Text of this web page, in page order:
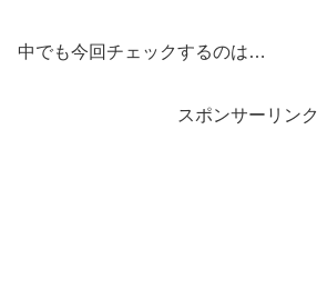
中でも今回チェックするのは…
スポンサーリンク